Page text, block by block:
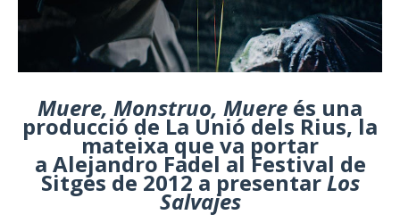
Muere, Monstruo, Muere és una
producció de La Unió dels Rius, la
mateixa que va portar
a Alejandro Fadel al Festival de
Sitges de 2012 a presentarLos
Salvajes